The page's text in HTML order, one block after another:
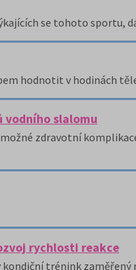
se tohoto sportu,
hodnotit v hodinách
vodního slalomu
zdravotní
rychlosti reakce
kondiční trénink